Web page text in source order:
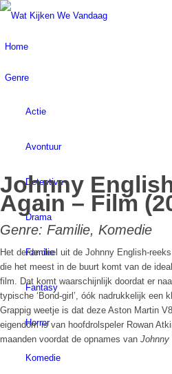
Home
Genre
Actie
Avontuur
Detective
Drama
Familie
Fantasy
Horror
Komedie
Johnny
Again – Film
Genre: Familie, Komedie
Het derde deel uit de Johnny English-
die het meest in de buurt komt van de
film. Dat komt waarschijnlijk doordat er
typische ‘Bond-girl’, óók nadrukkelijk een
Grappig weetje is dat deze Aston Martin
eigendom is van hoofdrolspeler Rowan
maanden voordat de opnames van Johnny